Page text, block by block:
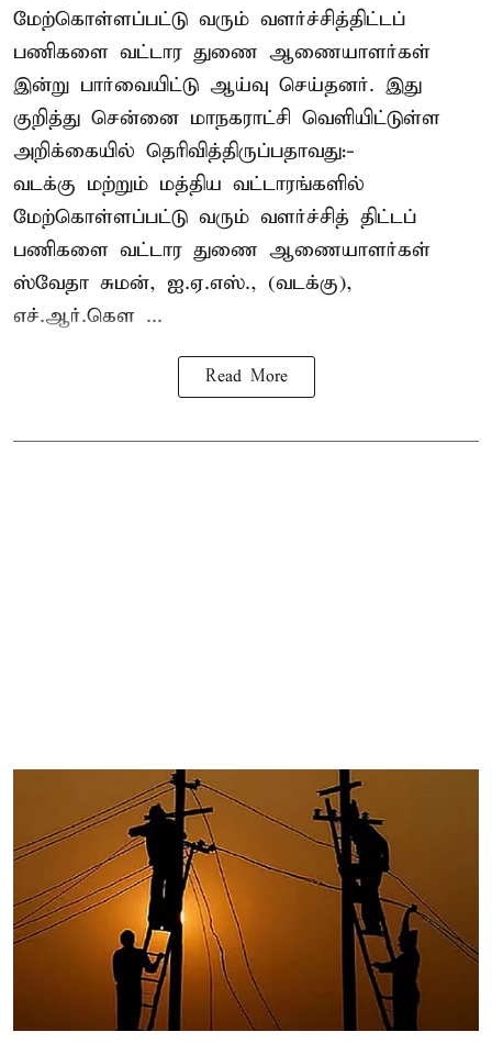
மேற்கொள்ளப்பட்டு வரும் வளர்ச்சித்திட்டப்
பணிகளை வட்டார துணை ஆணையாளர்கள்
இன்று பார்வையிட்டு ஆய்வு செய்தனர். இது
குறித்து சென்னை மாநகராட்சி வெளியிட்டுள்ள
அறிக்கையில் தெரிவித்திருப்பதாவது:-
வடக்கு மற்றும் மத்திய வட்டாரங்களில்
மேற்கொள்ளப்பட்டு வரும் வளர்ச்சித் திட்டப்
பணிகளை வட்டார துணை ஆணையாளர்கள்
ஸ்வேதா சுமன், ஐ.ஏ.எஸ்., (வடக்கு),
எச்.ஆர்.கௌ ...
Read More